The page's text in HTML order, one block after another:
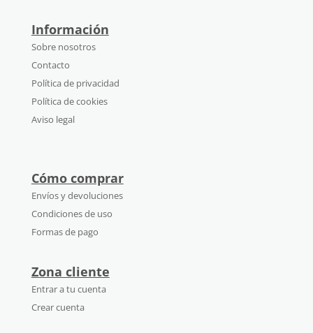
Información
Sobre nosotros
Contacto
Política de privacidad
Política de cookies
Aviso legal
Cómo comprar
Envíos y devoluciones
Condiciones de uso
Formas de pago
Zona cliente
Entrar a tu cuenta
Crear cuenta